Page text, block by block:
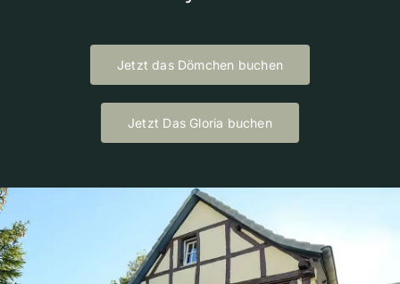
Jetzt das Dömchen buchen
Jetzt Das Gloria buchen